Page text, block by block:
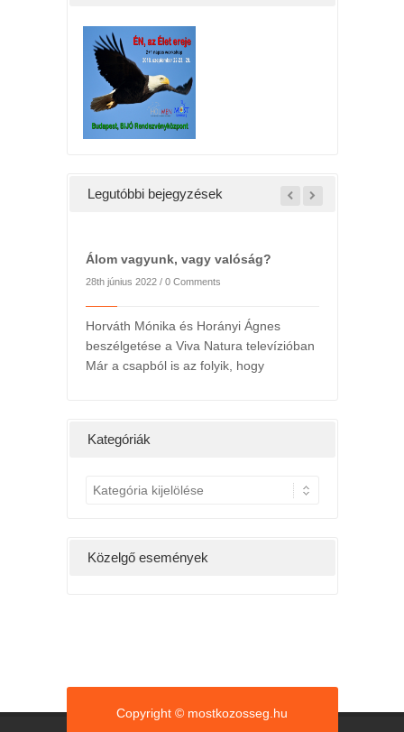
Legutóbbi bejegyzések
Álom vagyunk, vagy valóság?
28th június 2022 / 0 Comments
Horváth Mónika és Horányi Ágnes
beszélgetése a Viva Natura televízióban
Már a csapból is az folyik, hogy
Kategóriák
eKözelgő események
Copyright © mostkozosseg.hu